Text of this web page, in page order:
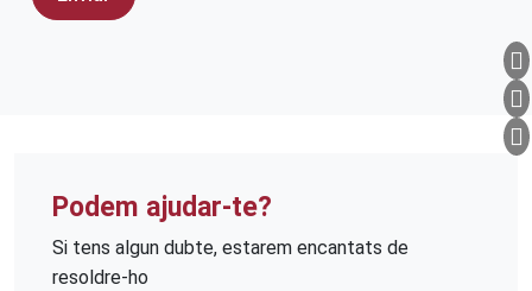
Podem ajudar-te?
Si tens algun dubte, estarem encantats de
resoldre-ho